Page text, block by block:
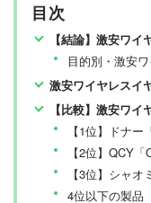
目次
【結論】激安ワイヤ
目的別・激安
激安ワイヤレスイ
【比較】激安ワ
【1位】ドナー
【2位】QCY「
【3位】シャオ
4位以下の製品